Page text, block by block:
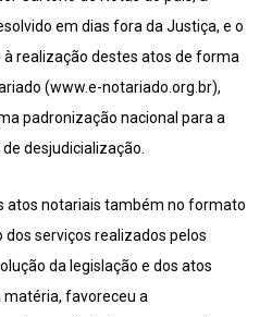
em dias fora da Justiça, e o
realização destes atos de forma
(www.e-notariado.org.br),
padronização nacional para a
desjudicialização.
atos notariais também no formato
serviços realizados pelos
da legislação e dos atos
matéria, favoreceu a